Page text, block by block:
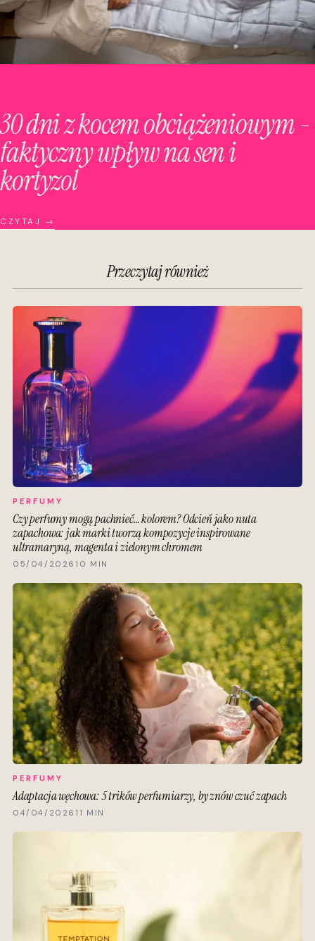
30 dni z kocem obciążeniowym -
faktyczny wpływ na sen i
kortyzol
CZYTAJ →
Przeczytaj również
PERFUMY
Czy perfumy mogą pachnieć… kolorem? Odcień jako nuta
zapachowa: jak marki tworzą kompozycje inspirowane
ultramaryną, magenta i zielonym chromem
05/04/2026 10 MIN
PERFUMY
Adaptacja węchowa: 5 trików perfumiarzy, by znów czuć zapach
04/04/2026 11 MIN